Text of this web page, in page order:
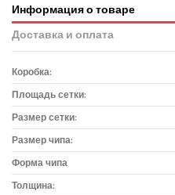
Информация о товаре
Доставка и оплата
Коробка:
Площадь сетки:
Размер сетки:
Размер чипа:
Форма чипа
Толщина: